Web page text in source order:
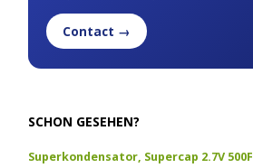
Contact →
SCHON GESEHEN?
Superkondensator, Supercap 2.7V 500F